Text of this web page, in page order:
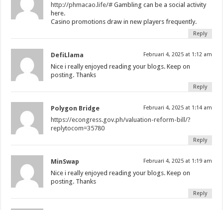
http://phmacao.life/# Gambling can be a social activity
here.
Casino promotions draw in new players frequently.
Reply
DefiLlama Februari 4, 2025 at 1:12 am
Nice i really enjoyed reading your blogs. Keep on
posting. Thanks
Reply
Polygon Bridge Februari 4, 2025 at 1:14 am
https://econgress.gov.ph/valuation-reform-bill/?
replytocom=35780
Reply
MinSwap Februari 4, 2025 at 1:19 am
Nice i really enjoyed reading your blogs. Keep on
posting. Thanks
Reply